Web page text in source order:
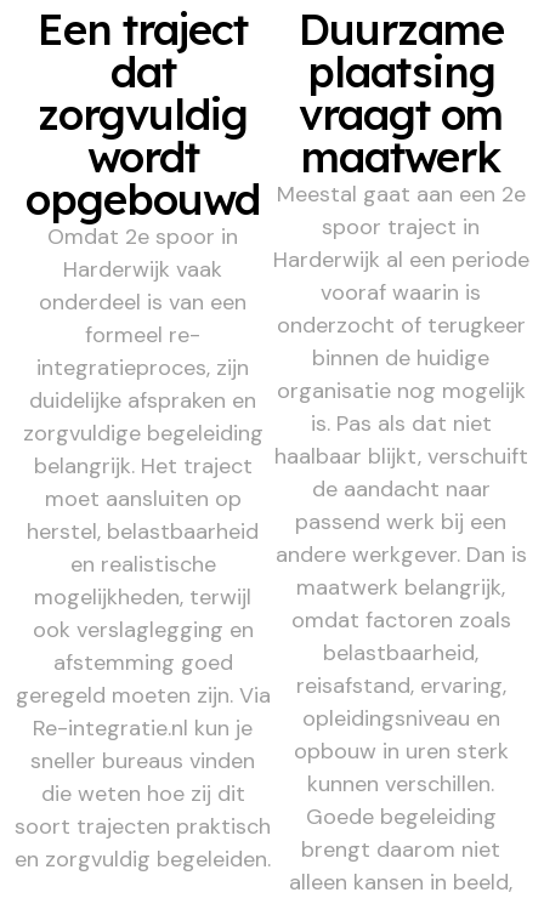
Een traject
dat
zorgvuldig
wordt
opgebouwd
Omdat 2e spoor in
Harderwijk vaak
onderdeel is van een
formeel re-
integratieproces, zijn
duidelijke afspraken en
zorgvuldige begeleiding
belangrijk. Het traject
moet aansluiten op
herstel, belastbaarheid
en realistische
mogelijkheden, terwijl
ook verslaglegging en
afstemming goed
geregeld moeten zijn. Via
Re-integratie.nl kun je
sneller bureaus vinden
die weten hoe zij dit
soort trajecten praktisch
en zorgvuldig begeleiden.
Duurzame
plaatsing
vraagt om
maatwerk
Meestal gaat aan een 2e
spoor traject in
Harderwijk al een periode
vooraf waarin is
onderzocht of terugkeer
binnen de huidige
organisatie nog mogelijk
is. Pas als dat niet
haalbaar blijkt, verschuift
de aandacht naar
passend werk bij een
andere werkgever. Dan is
maatwerk belangrijk,
omdat factoren zoals
belastbaarheid,
reisafstand, ervaring,
opleidingsniveau en
opbouw in uren sterk
kunnen verschillen.
Goede begeleiding
brengt daarom niet
alleen kansen in beeld,